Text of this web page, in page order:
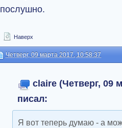
послушно.
Наверх
Четверг, 09 марта 2017, 10:58:37
claire (Четверг, 09
писал:
Я вот теперь думаю - а